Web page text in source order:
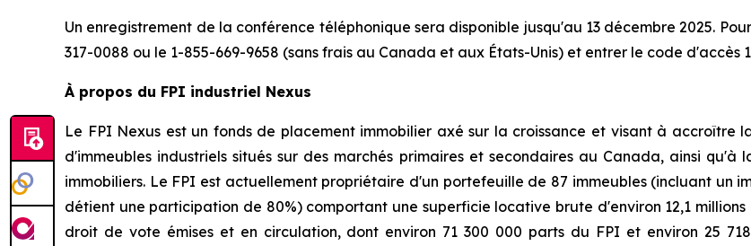
Un enregistrement de la conférence téléphonique sera disponible jusqu'au 13 décembre 2025.
317-0088 ou le 1-855-669-9658 (sans frais au Canada et aux États-Unis) et entrer le code d'accès
À propos du FPI industriel Nexus
Le FPI Nexus est un fonds de placement immobilier axé sur la croissance et visant à
d'immeubles industriels situés sur des marchés primaires et secondaires au Canada, ainsi
immobiliers. Le FPI est actuellement propriétaire d'un portefeuille de 87 immeubles (incluant un
détient une participation de 80%) comportant une superficie locative brute d'environ 12,1
droit de vote émises et en circulation, dont environ 71 300 000 parts du FPI et environ 25